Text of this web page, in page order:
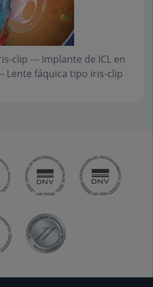
clip --- Implante de ICL en
Lente fáquica tipo iris-clip